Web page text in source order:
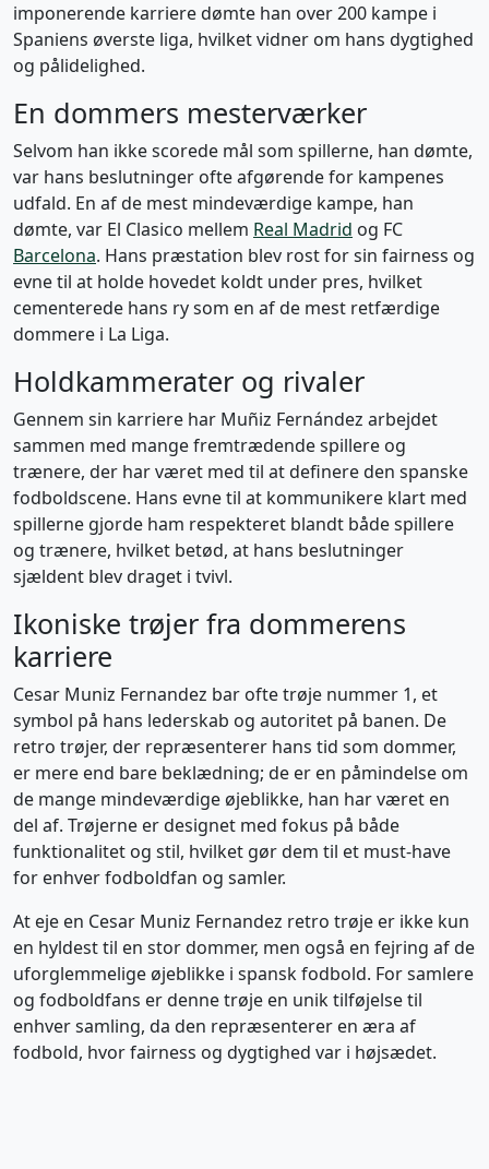
imponerende karriere dømte han over 200 kampe i
Spaniens øverste liga, hvilket vidner om hans dygtighed
og pålidelighed.
En dommers mesterværker
Selvom han ikke scorede mål som spillerne, han dømte,
var hans beslutninger ofte afgørende for kampenes
udfald. En af de mest mindeværdige kampe, han
dømte, var El Clasico mellem Real Madrid og FC
Barcelona. Hans præstation blev rost for sin fairness og
evne til at holde hovedet koldt under pres, hvilket
cementerede hans ry som en af de mest retfærdige
dommere i La Liga.
Holdkammerater og rivaler
Gennem sin karriere har Muñiz Fernández arbejdet
sammen med mange fremtrædende spillere og
trænere, der har været med til at definere den spanske
fodboldscene. Hans evne til at kommunikere klart med
spillerne gjorde ham respekteret blandt både spillere
og trænere, hvilket betød, at hans beslutninger
sjældent blev draget i tvivl.
Ikoniske trøjer fra dommerens
karriere
Cesar Muniz Fernandez bar ofte trøje nummer 1, et
symbol på hans lederskab og autoritet på banen. De
retro trøjer, der repræsenterer hans tid som dommer,
er mere end bare beklædning; de er en påmindelse om
de mange mindeværdige øjeblikke, han har været en
del af. Trøjerne er designet med fokus på både
funktionalitet og stil, hvilket gør dem til et must-have
for enhver fodboldfan og samler.
At eje en Cesar Muniz Fernandez retro trøje er ikke kun
en hyldest til en stor dommer, men også en fejring af de
uforglemmelige øjeblikke i spansk fodbold. For samlere
og fodboldfans er denne trøje en unik tilføjelse til
enhver samling, da den repræsenterer en æra af
fodbold, hvor fairness og dygtighed var i højsædet.